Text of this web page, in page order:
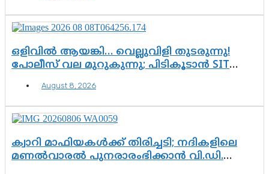
ഒളിവിൽ ആയങ്കി… വെല്ലുവിളി തുടരുന്നു!
പോലീസ് വല മുറുകുന്നു; പിടികൂടാൻ SIT
എന്നത് മാത്രം അല്ല—ആയങ്കി
കസ്റ്റഡിയിലായാൽ പുറത്തുവരുക
എന്തൊക്കെ വിവരങ്ങൾ?”
August 8, 2026
ക്വാറി മാഫിയകൾക്ക് തിരിച്ചടി; നദികളിലെ
മണൽവാരൽ പുനരാരംഭിക്കാൻ വി.ഡി.